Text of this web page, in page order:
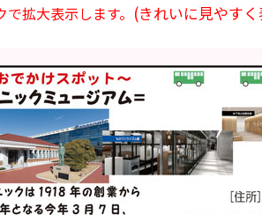
拡大表示します。 (きれいに見やすく